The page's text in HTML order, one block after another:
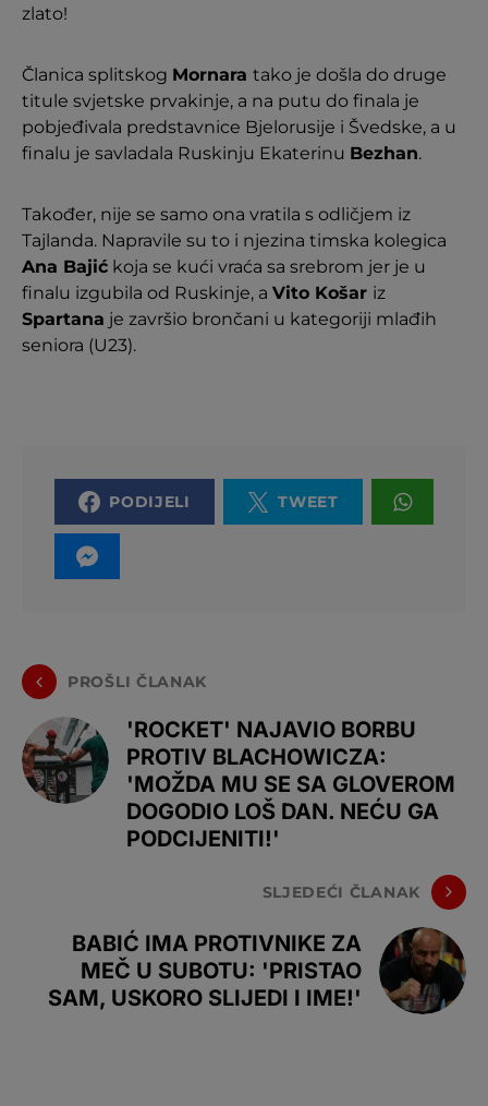
zlato!
Članica splitskog Mornara tako je došla do druge
titule svjetske prvakinje, a na putu do finala je
pobjeđivala predstavnice Bjelorusije i Švedske, a u
finalu je savladala Ruskinju Ekaterinu Bezhan.
Također, nije se samo ona vratila s odličjem iz
Tajlanda. Napravile su to i njezina timska kolegica
Ana Bajić koja se kući vraća sa srebrom jer je u
finalu izgubila od Ruskinje, a Vito Košar iz
Spartana je završio brončani u kategoriji mlađih
seniora (U23).
PODIJELI TWEET
PROŠLI ČLANAK
'ROCKET' NAJAVIO BORBU
PROTIV BLACHOWICZA:
'MOŽDA MU SE SA GLOVEROM
DOGODIO LOŠ DAN. NEĆU GA
PODCIJENITI!'
SLJEDEĆI ČLANAK
BABIĆ IMA PROTIVNIKE ZA
MEČ U SUBOTU: 'PRISTAO
SAM, USKORO SLIJEDI I IME!'